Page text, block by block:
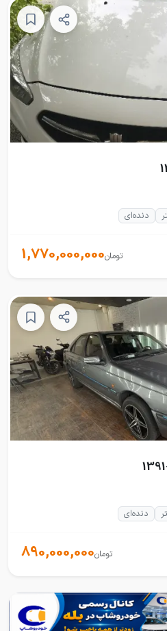
دنده‌ای
1,770,000,000تومان
دنده‌ای
890,000,000تومان